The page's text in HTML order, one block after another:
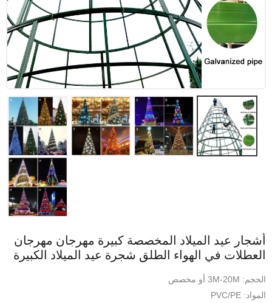
أشجار عيد الميلاد المخصصة كبيرة مهرجان مهرجان
العطلات في الهواء الطلق شجرة عيد الميلاد الكبيرة
الحجم: 3M-20M أو مخصص
المواد: PVC/PE